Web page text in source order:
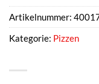
Artikelnummer:
Kategorie: Pizzen